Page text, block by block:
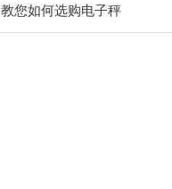
教您如何选购电子秤